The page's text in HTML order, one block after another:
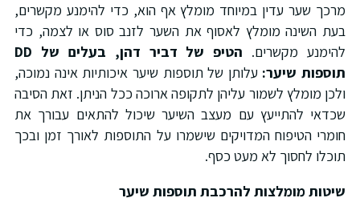
שער עדין במיוחד מומלץ אף הוא, כדי להימנע מקשרים,
השינה מומלץ לאסוף את השער לזנב סוס או לצמה, כדי
מקשרים.הטיפ של דביר דהן, בעלים שלDD
שיער:עלותן של תוספות שיער איכותיות אינה נמוכה,
מומלץ לשמור עליהן לתקופה ארוכה ככל הניתן. זאת הסיבה
להתייעץ עם מעצב השיער שיכול להתאים עבורך את
הטיפוח המדויקים שישמרו על התוספות לאורך זמן ובכך
לחסוך לא מעט כסף.
מומלצות להרכבת תוספות שיער